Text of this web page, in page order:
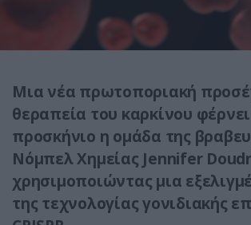
Μια νέα πρωτοποριακή
θεραπεία του καρκίνου
προσκήνιο η ομάδα της
Νόμπελ Χημείας Jennifer
χρησιμοποιώντας μια
της τεχνολογίας γονιδιακής